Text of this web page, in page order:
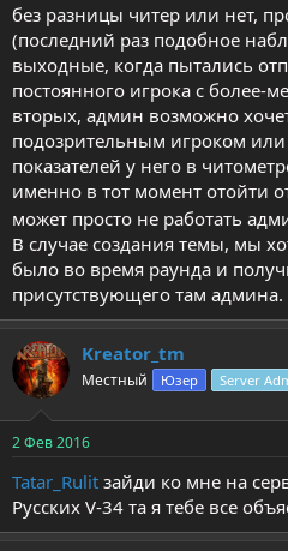
без разницы читер или нет,
(последний раз подобное
выходные, когда пытались
постоянного игрока с более-
вторых, админ возможно
подозрительным игроком или
показателей у него в
именно в тот момент отойти
может просто не работать
В случае создания темы, мы
было во время раунда и
присутствующего там админа.
Kreator_tm
Местный Юзер Server
2 Фев 2016
Tatar_Rulit зайди ко мне на
Русских V-34 та я тебе все